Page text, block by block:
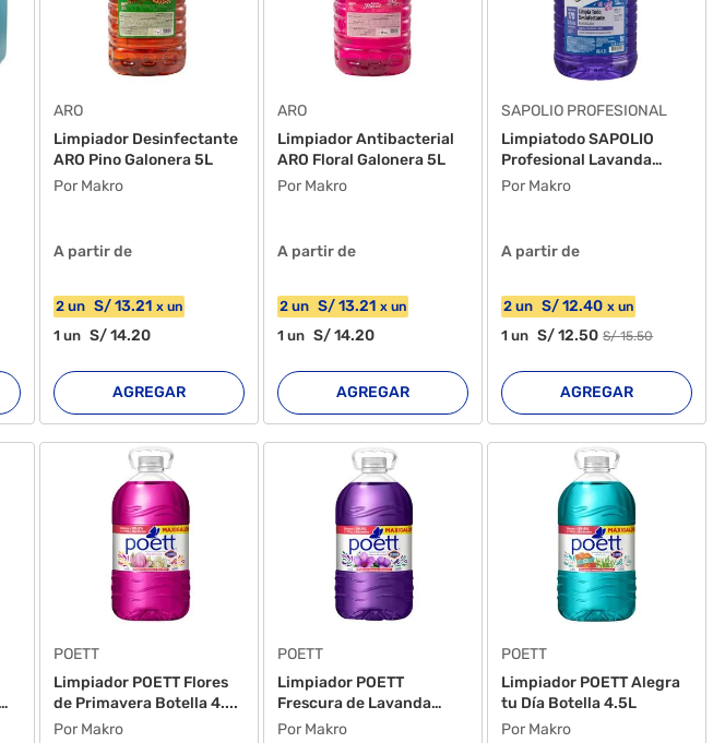
ARO
Limpiador Desinfectante
ARO Pino Galonera 5L
Por Makro
A partir de
2 un S/13.21 xun
1un S/14.20
AGREGAR
ARO
Limpiador Antibacterial
ARO Floral Galonera 5L
Por Makro
A partir de
2 un S/13.21 xun
1un S/14.20
AGREGAR
SAPOLIO PROFESIONAL
Limpiatodo SAPOLIO
Profesional Lavanda
Galoner...
Por Makro
A partir de
2 un S/12.40 xun
1un S/12.50 S/15.50
AGREGAR
POETT
Limpiador POETT Flores
de Primavera Botella 4....
Por Makro
POETT
Limpiador POETT
Frescura de Lavanda
Botella 4....
Por Makro
POETT
Limpiador POETT Alegra
tu Día Botella 4.5L
Por Makro